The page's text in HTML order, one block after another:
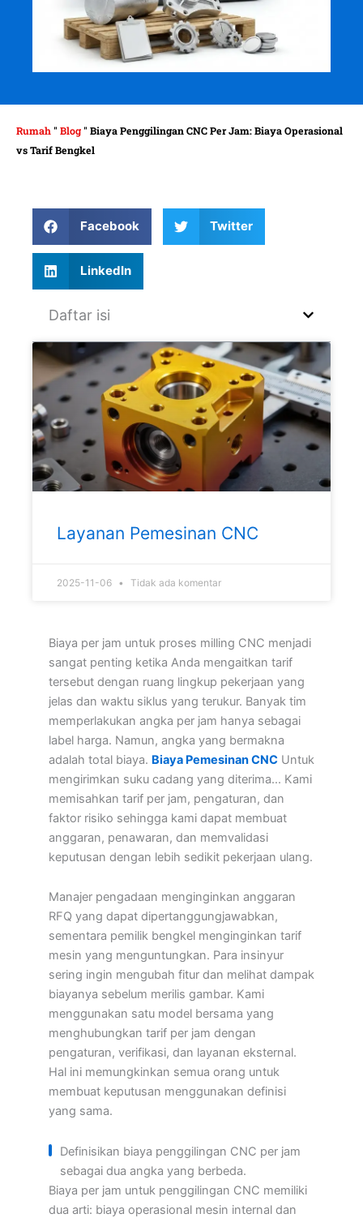
Rumah "Blog"Biaya Penggilingan CNC Per Jam: Biaya Operasional
vs Tarif Bengkel
Facebook Twitter
LinkedIn
Daftar isi
Layanan Pemesinan CNC
2025-11-06 Tidak ada komentar
Biaya per jam untuk proses milling CNC menjadi
sangat penting ketika Anda mengaitkan tarif
tersebut dengan ruang lingkup pekerjaan yang
jelas dan waktu siklus yang terukur. Banyak tim
memperlakukan angka per jam hanya sebagai
label harga. Namun, angka yang bermakna
adalah total biaya. Biaya Pemesinan CNC Untuk
mengirimkan suku cadang yang diterima... Kami
memisahkan tarif per jam, pengaturan, dan
faktor risiko sehingga kami dapat membuat
anggaran, penawaran, dan memvalidasi
keputusan dengan lebih sedikit pekerjaan ulang.
Manajer pengadaan menginginkan anggaran
RFQ yang dapat dipertanggungjawabkan,
sementara pemilik bengkel menginginkan tarif
mesin yang menguntungkan. Para insinyur
sering ingin mengubah fitur dan melihat dampak
biayanya sebelum merilis gambar. Kami
menggunakan satu model bersama yang
menghubungkan tarif per jam dengan
pengaturan, verifikasi, dan layanan eksternal.
Hal ini memungkinkan semua orang untuk
membuat keputusan menggunakan definisi
yang sama.
Definisikan biaya penggilingan CNC per jam
sebagai dua angka yang berbeda.
Biaya per jam untuk penggilingan CNC memiliki
dua arti: biaya operasional mesin internal dan